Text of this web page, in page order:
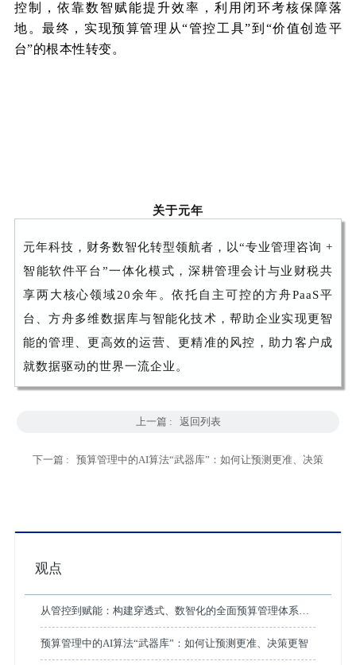
控制，依靠数智赋能提升效率，利用闭环考核保障落
地。最终，实现预算管理从“管控工具”到“价值创造平
台”的根本性转变。
关于元年
元年科技，财务数智化转型领航者，以“专业管理咨询 +
智能软件平台”一体化模式，深耕管理会计与业财税共
享两大核心领域20余年。依托自主可控的方舟PaaS平
台、方舟多维数据库与智能化技术，帮助企业实现更智
能的管理、更高效的运营、更精准的风控，助力客户成
就数据驱动的世界一流企业。
上一篇 : 返回列表
下一篇 :
预算管理中的AI算法“武器库”：如何让预测更准、决策
观点
从管控到赋能：构建穿透式、数智化的全面预算管理体系
（附6大实战场景）
预算管理中的AI算法“武器库”：如何让预测更准、决策更智